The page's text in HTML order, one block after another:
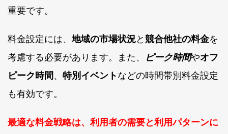
重要です。
料金設定には、地域の市場状況と競合他社の料金を
考慮する必要があります。また、
ピーク時間やオフ
ピーク時間、 特別イベントなどの時間帯別料金設定
も有効です。
最適な料金戦略は、利用者の需要と利用パターンに